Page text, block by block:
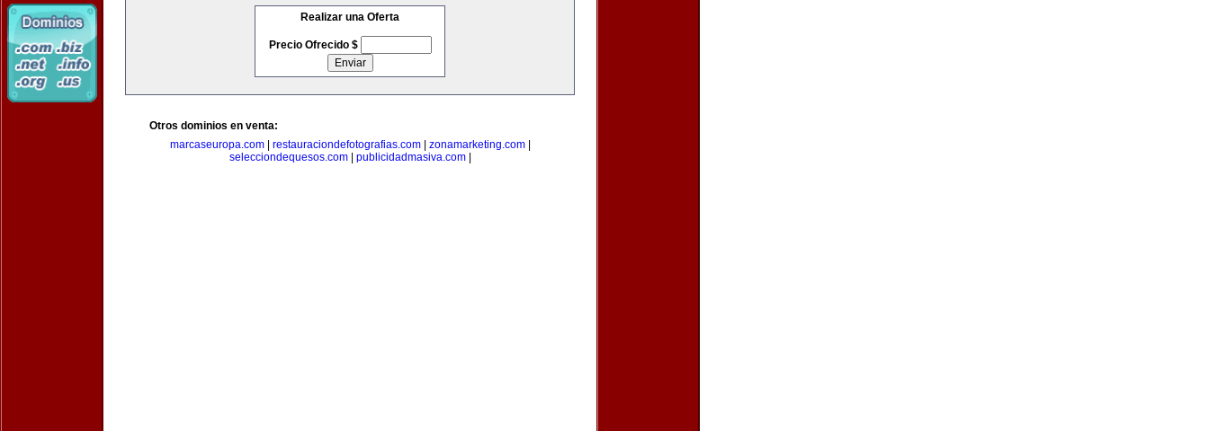
Realizar una Oferta
Precio Ofrecido $
Otros dominios en venta:
marcaseuropa.com| restauraciondefotografias.com| zonamarketing.com|
selecciondequesos.com| publicidadmasiva.com|